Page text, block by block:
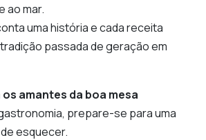
ao mar.
uma história e cada receita
passada de geração em
amantes da boa mesa
prepare-se para uma
esquecer.